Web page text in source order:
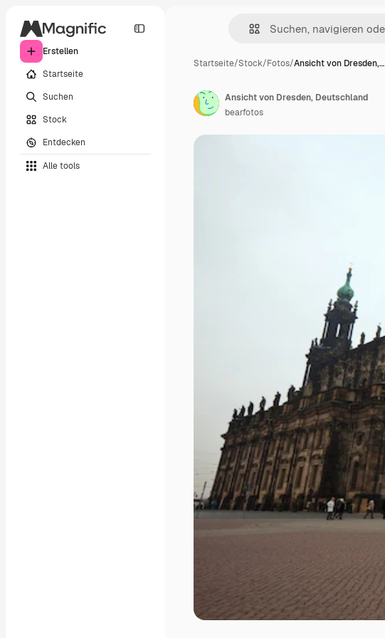
Erstellen
Startseite
Suchen
Stock
Entdecken
Alle tools
Startseite/Stock/Fotos/Ansicht von Dresden,…
Ansicht von Dresden, Deutschland
bearfotos